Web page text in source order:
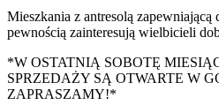
Mieszkania z antresolą zapewniającą
pewnością zainteresują wielbicieli
*W OSTATNIĄ SOBOTĘ
SPRZEDAŻY SĄ OTWARTE W
ZAPRASZAMY!*